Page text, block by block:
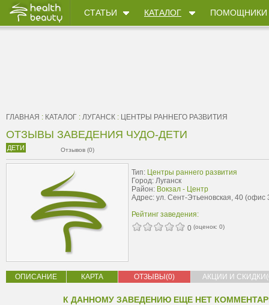
СТАТЬИ КАТАЛОГ ПОМОЩНИКИ
ГЛАВНАЯ : КАТАЛОГ : ЛУГАНСК : ЦЕНТРЫ РАННЕГО РАЗВИТИЯ
ОТЗЫВЫ ЗАВЕДЕНИЯ ЧУДО-ДЕТИ
ДЕТИ Отзывов (0)
Тип: Центры раннего развития
Город: Луганск
Район: Вокзал - Центр
Адрес: ул. Сент-Этьеновская, 40 (офис
Рейтинг заведения:
0 (оценок: 0)
ОПИСАНИЕ КАРТА ОТЗЫВЫ(0) АКЦИИ И
К ДАННОМУ ЗАВЕДЕНИЮ ЕЩЕ НЕТ